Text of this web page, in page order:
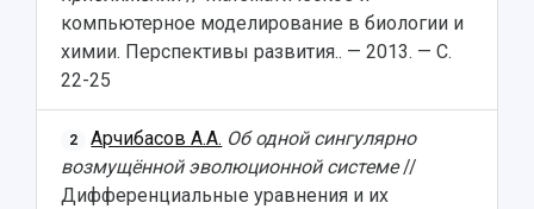
компьютерное моделирование в биологии и
химии. Перспективы развития.. — 2013. — С.
22-25
2 Арчибасов А.А. Об одной сингулярно
возмущённой эволюционной системе//
Дифференциальные уравнения и их